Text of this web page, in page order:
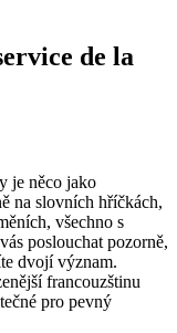
de la
je něco jako
na slovních hříčkách,
všechno s
poslouchat pozorně,
dvojí význam.
francouzštinu
pro pevný